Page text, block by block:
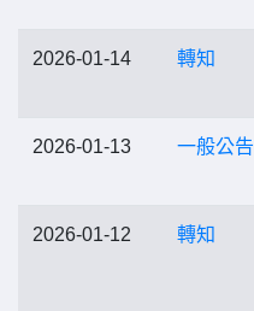
2026-01-14 轉知
2026-01-13 一般公告
2026-01-12 轉知